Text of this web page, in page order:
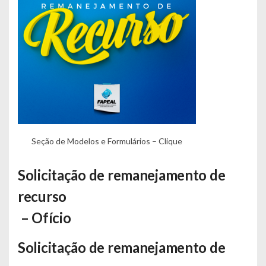
Seção de Modelos e Formulários – Clique
Solicitação de remanejamento de
recurso
– Ofício
Solicitação de remanejamento de